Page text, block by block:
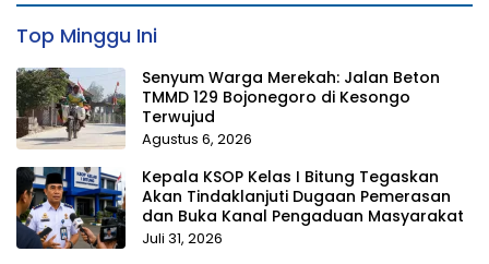
Top Minggu Ini
Senyum Warga Merekah: Jalan Beton
TMMD 129 Bojonegoro di Kesongo
Terwujud
Agustus 6, 2026
Kepala KSOP Kelas I Bitung Tegaskan
Akan Tindaklanjuti Dugaan Pemerasan
dan Buka Kanal Pengaduan Masyarakat
Juli 31, 2026